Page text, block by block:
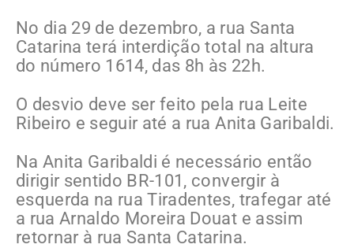
No dia 29 de dezembro, a rua Santa
Catarina terá interdição total na altura
do número 1614, das 8h às 22h.
O desvio deve ser feito pela rua Leite
Ribeiro e seguir até a rua Anita Garibaldi.
Na Anita Garibaldi é necessário então
dirigir sentido BR-101, convergir à
esquerda na rua Tiradentes, trafegar até
a rua Arnaldo Moreira Douat e assim
retornar à rua Santa Catarina.